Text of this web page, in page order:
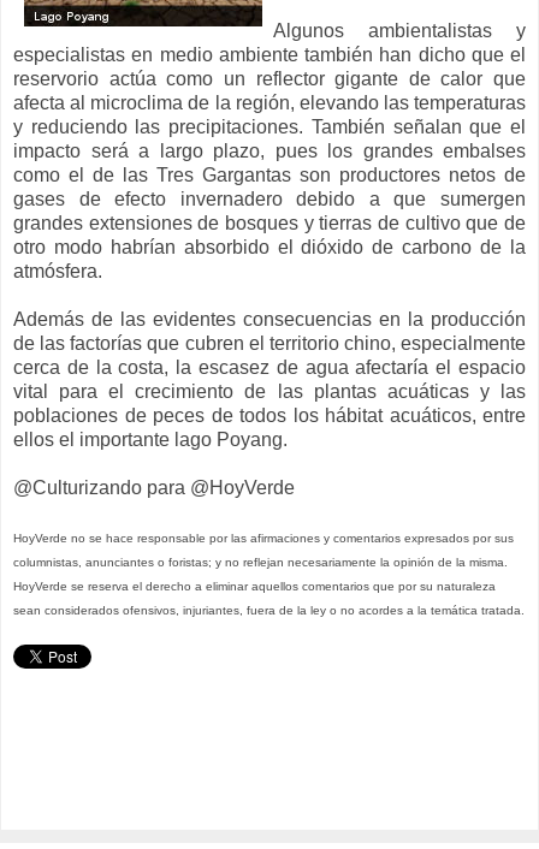
Algunos ambientalistas y
especialistas en medio ambiente también han dicho que el
reservorio actúa como un reflector gigante de calor que
afecta al microclima de la región, elevando las temperaturas
y reduciendo las precipitaciones. También señalan que el
impacto será a largo plazo, pues los grandes embalses
como el de las Tres Gargantas son productores netos de
gases de efecto invernadero debido a que sumergen
grandes extensiones de bosques y tierras de cultivo que de
otro modo habrían absorbido el dióxido de carbono de la
atmósfera.
Además de las evidentes consecuencias en la producción
de las factorías que cubren el territorio chino, especialmente
cerca de la costa, la escasez de agua afectaría el espacio
vital para el crecimiento de las plantas acuáticas y las
poblaciones de peces de todos los hábitat acuáticos, entre
ellos el importante lago Poyang.
@Culturizando para @HoyVerde
HoyVerde no se hace responsable por las afirmaciones y comentarios expresados por sus
columnistas, anunciantes o foristas; y no reflejan necesariamente la opinión de la misma.
HoyVerde se reserva el derecho a eliminar aquellos comentarios que por su naturaleza
sean considerados ofensivos, injuriantes, fuera de la ley o no acordes a la temática tratada.